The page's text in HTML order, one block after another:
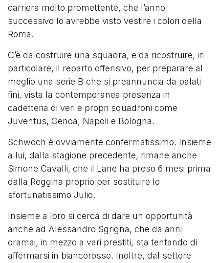
carriera molto promettente, che l’anno
successivo lo avrebbe visto vestire i colori della
Roma.
C’è da costruire una squadra, e da ricostruire, in
particolare, il reparto offensivo, per preparare al
meglio una serie B che si preannuncia da palati
fini, vista la contemporanea presenza in
cadetteria di veri e propri squadroni come
Juventus, Genoa, Napoli e Bologna.
Schwoch è ovviamente confermatissimo. Insieme
a lui, dalla stagione precedente, rimane anche
Simone Cavalli, che il Lane ha preso 6 mesi prima
dalla Reggina proprio per sostituire lo
sfortunatissimo Julio.
Insieme a loro si cerca di dare un opportunità
anche ad Alessandro Sgrigna, che da anni
oramai, in mezzo a vari prestiti, sta tentando di
affermarsi in biancorosso. Inoltre, dal settore